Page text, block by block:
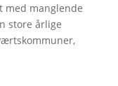
med manglende
store årlige